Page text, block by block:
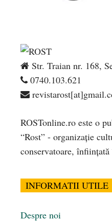
Str. Traian nr. 168,
0740.103.621
ROSTonline.ro este o
“Rost” - organizaţie
conservatoare,
INFORMATII UTILE
Despre noi